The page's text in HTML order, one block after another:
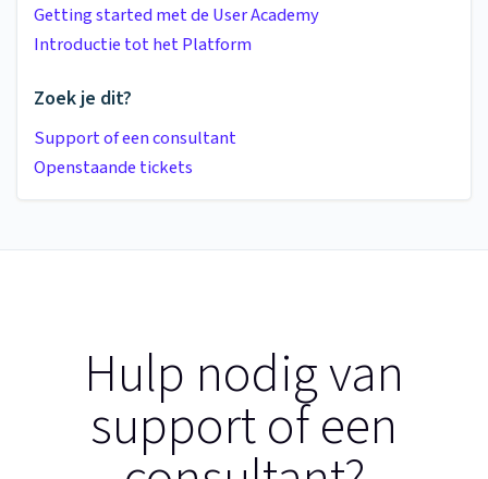
Getting started met de User Academy
Introductie tot het Platform
Zoek je dit?
Support of een consultant
Openstaande tickets
Hulp nodig van
support of een